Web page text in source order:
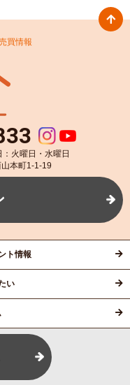
買情報
火曜日・水曜日
本町1-1-19
ト情報
い